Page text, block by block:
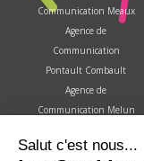
Communication Meaux
Agence de
Communication
Pontault Combault
Agence de
Communication Melun
Communication